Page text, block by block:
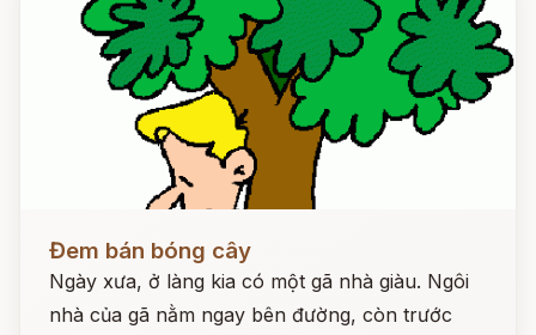
Đem bán bóng cây
Ngày xưa, ở làng kia có một gã nhà giàu. Ngôi
nhà của gã nằm ngay bên đường, còn trước